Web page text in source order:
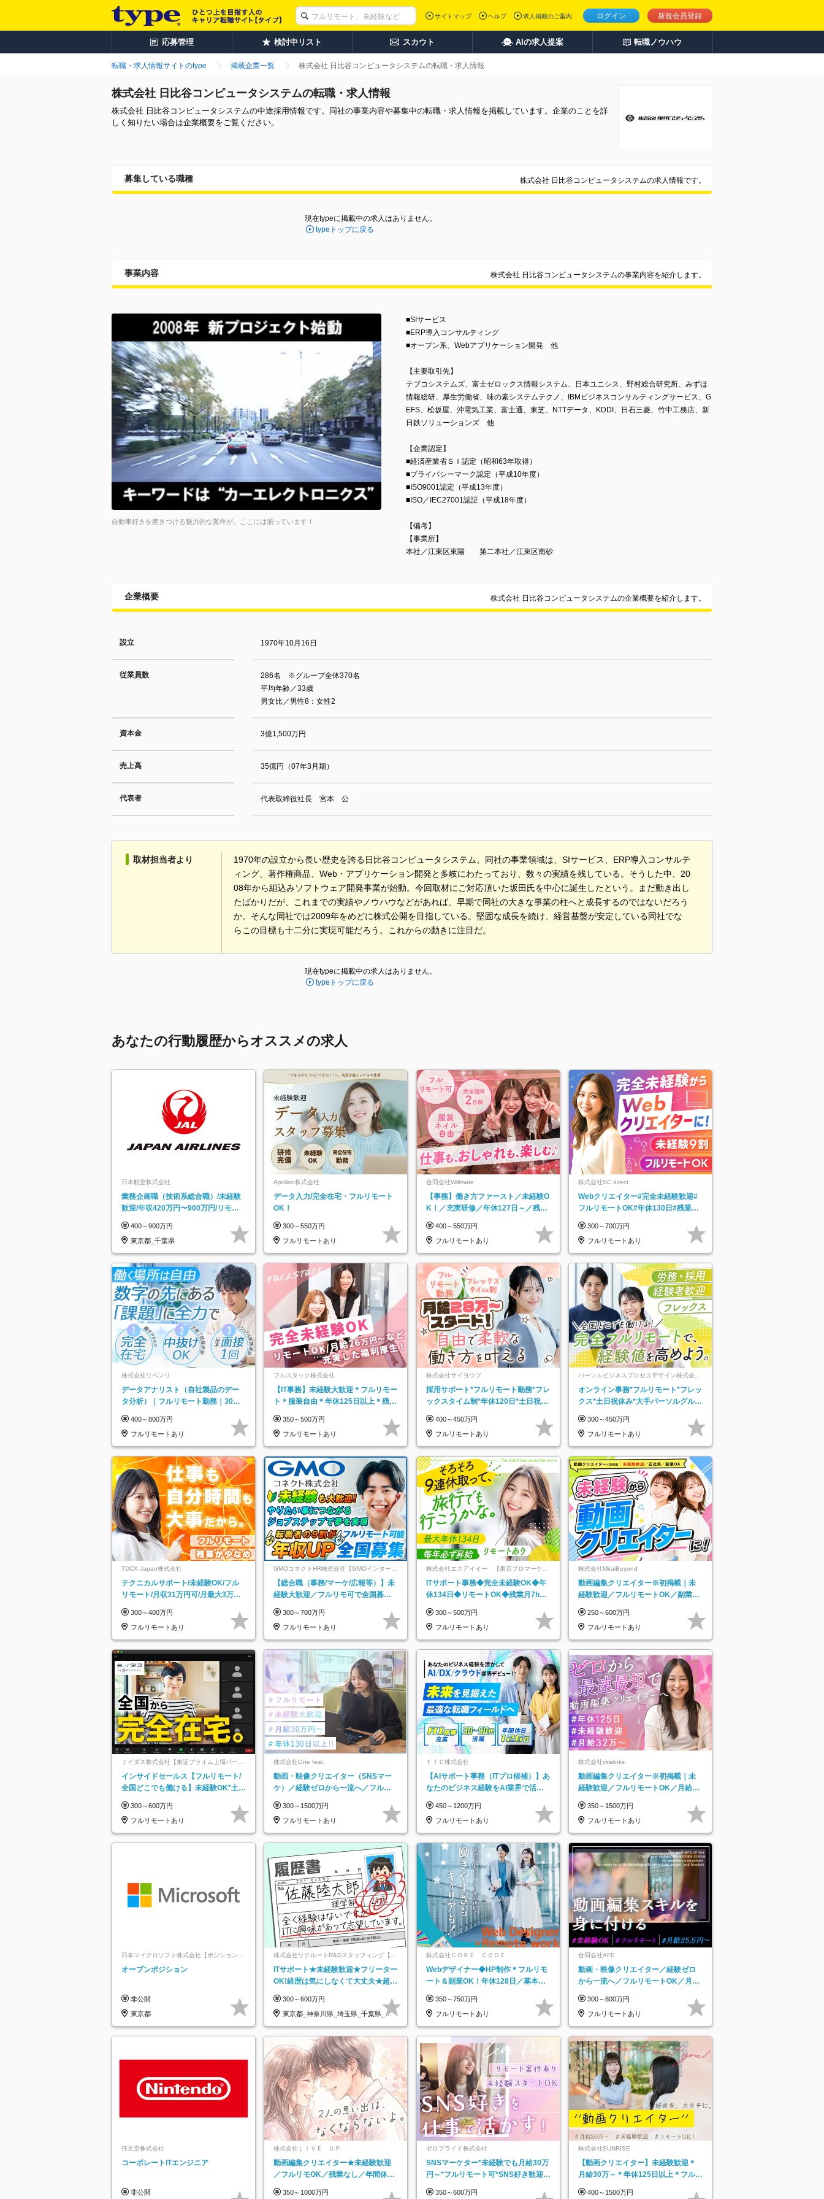
ログイン 新規会員登録
サイトマップ ヘルプ 求人掲載のご案内
応募管理 検討中リスト スカウト AIの求人提案 転職ノウハウ
転職・求人情報サイトのtype 掲載企業一覧 株式会社 日比谷コンピュータシステムの転職・求人情報
株式会社 日比谷コンピュータシステムの転職・求人情報
株式会社 日比谷コンピュータシステムの中途採用情報です。同社の事業内容や募集中の転職・求人情報を掲載しています。企業のことを詳
しく知りたい場合は企業概要をご覧ください。
募集している職種 株式会社 日比谷コンピュータシステムの求人情報です。
現在typeに掲載中の求人はありません。
typeトップに戻る
事業内容 株式会社 日比谷コンピュータシステムの事業内容を紹介します。
自動車好きを惹きつける魅力的な案件が、ここには揃っています！
■SIサービス
■ERP導入コンサルティング
■オープン系、Webアプリケーション開発 他
【主要取引先】
テプコシステムズ、富士ゼロックス情報システム、日本ユニシス、野村総合研究所、みずほ
情報総研、厚生労働省、味の素システムテクノ、IBMビジネスコンサルティングサービス、G
EFS、松坂屋、沖電気工業、富士通、東芝、NTTデータ、KDDI、日石三菱、竹中工務店、新
日鉄ソリューションズ 他
【企業認定】
■経済産業省ＳＩ認定（昭和63年取得）
■プライバシーマーク認定（平成10年度）
■ISO9001認定（平成13年度）
■ISO／IEC27001認証（平成18年度）
【備考】
【事業所】
本社／江東区東陽 第二本社／江東区南砂
企業概要 株式会社 日比谷コンピュータシステムの企業概要を紹介します。
設立 1970年10月16日
従業員数
286名 ※グループ全体370名
平均年齢／33歳
男女比／男性8：女性2
資本金 3億1,500万円
売上高 35億円（07年3月期）
代表者 代表取締役社長 宮本 公
取材担当者より
1970年の設立から長い歴史を誇る日比谷コンピュータシステム。同社の事業領域は、SIサービス、ERP導入コンサルテ
ィング、著作権商品、Web・アプリケーション開発と多岐にわたっており、数々の実績を残している。そうした中、20
08年から組込みソフトウェア開発事業が始動。今回取材にご対応頂いた坂田氏を中心に誕生したという。まだ動き出し
たばかりだが、これまでの実績やノウハウなどがあれば、早期で同社の大きな事業の柱へと成長するのではないだろう
か。そんな同社では2009年をめどに株式公開を目指している。堅固な成長を続け、経営基盤が安定している同社でな
らこの目標も十二分に実現可能だろう。これからの動きに注目だ。
現在typeに掲載中の求人はありません。
typeトップに戻る
あなたの行動履歴からオススメの求人
日本航空株式会社
業務企画職（技術系総合職）/未経験
歓迎/年収420万円〜900万円/リモー
400～900万円
東京都_千葉県
Apollon株式会社
データ入力/完全在宅・フルリモート
OK！
300～550万円
フルリモートあり
合同会社Willmate
【事務】働き方ファースト／未経験O
K！／充実研修／年休127日～／残業
400～550万円
フルリモートあり
株式会社SC direct
Webクリエイター#完全未経験歓迎#
フルリモートOK#年休130日#残業月
300～700万円
フルリモートあり
株式会社リベンリ
データアナリスト（自社製品のデー
タ分析）｜フルリモート勤務｜30代
員多数活躍
400～800万円
フルリモートあり
フルスタック株式会社
【IT事務】未経験大歓迎＊フルリモー
ト＊服装自由＊年休125日以上＊残業
350～500万円
フルリモートあり
株式会社サイヨウブ
採用サポート*フルリモート勤務*フレ
ックスタイム制*年休120日*土日祝休
400～450万円
フルリモートあり
パーソルビジネスプロセスデザイン株式会
社 事業開発本部
オンライン事務*フルリモート*フレッ
クス*土日祝休み*大手パーソルグルー
300～450万円
フルリモートあり
TDCX Japan株式会社
テクニカルサポート/未経験OK/フル
リモート/月収31万円可/月最大3万の
300～400万円
フルリモートあり
GMOコネクトHR株式会社【GMOインターネ
ットグループ】
【総合職（事務/マーケ/広報等）】未
経験大歓迎／フルリモ可で全国募
★
300～700万円
フルリモートあり
株式会社エスアイイー 【東京プロマーケッ
ITサポート事務◆完全未経験OK◆年
休134日◆リモートOK◆残業月7h以
300～500万円
フルリモートあり
株式会社MiraiBeyond
動画編集クリエイター※初掲載｜未
経験歓迎／フルリモートOK／副業O
250～600万円
フルリモートあり
ミイダス株式会社【東証プライム上場パーソ
インサイドセールス【フルリモート/
全国どこでも働ける】未経験OK*土日
300～600万円
フルリモートあり
株式会社One feat.
動画・映像クリエイター（SNSマー
ケ）／経験ゼロから一流へ／フルリ
日以上
300～1500万円
フルリモートあり
ＦＴＣ株式会社
【AIサポート事務（ITプロ候補）】あ
なたのビジネス経験をAI業界で活か
450～1200万円
フルリモートあり
株式会社viralinks
動画編集クリエイター※初掲載｜未
経験歓迎／フルリモートOK／月給32
350～1500万円
フルリモートあり
日本マイクロソフト株式会社【ポジションマ
ッチ登録】
オープンポジション
非公開
東京都
株式会社リクルートR&Dスタッフィング【リ
クルートグループ】
ITサポート★未経験歓迎★フリーター
OK!経歴は気にしなくて大丈夫★超大
300～600万円
東京都_神奈川県_埼玉県_千葉県_大
阪府…
株式会社ＣＯＲＥ ＣＯＤＥ
Webデザイナー◆HP制作＊フルリモ
ート＆副業OK！年休128日／基本定
350～750万円
フルリモートあり
合同会社AFE
動画・映像クリエイター／経験ゼロ
から一流へ／フルリモートOK／月給
300～800万円
フルリモートあり
任天堂株式会社
コーポレートITエンジニア
非公開
株式会社ＬＩＶＥ ＵＰ
動画編集クリエイター★未経験歓迎
／フルリモOK／残業なし／年間休日
350～1000万円
ゼロプライド株式会社
SNSマーケター*未経験でも月給30万
円～*フルリモート可*SNS好き歓迎*
350～600万円
株式会社SUNRISE
【動画クリエイター】未経験歓迎＊
月給30万～＊年休125日以上＊フルリ
400～1500万円